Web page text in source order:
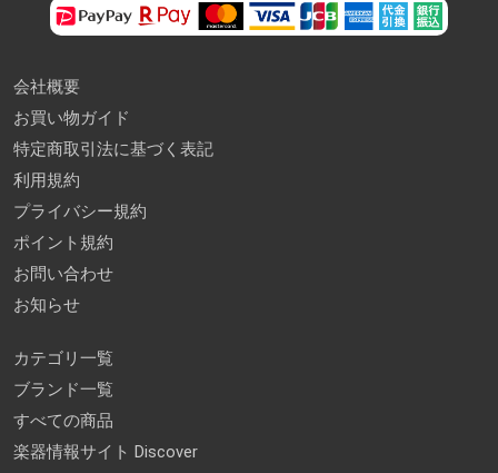
会社概要
お買い物ガイド
特定商取引法に基づく表記
利用規約
プライバシー規約
ポイント規約
お問い合わせ
お知らせ
カテゴリ一覧
ブランド一覧
すべての商品
楽器情報サイト Discover